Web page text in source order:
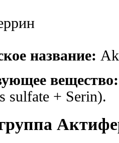
название:
вещество:
sulfate + Serin).